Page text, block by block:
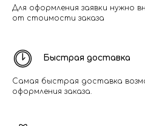
Для оформления заявки нужно
от стоимости заказа
Быстрая доставка
Самая быстрая доставка
оформления заказа.